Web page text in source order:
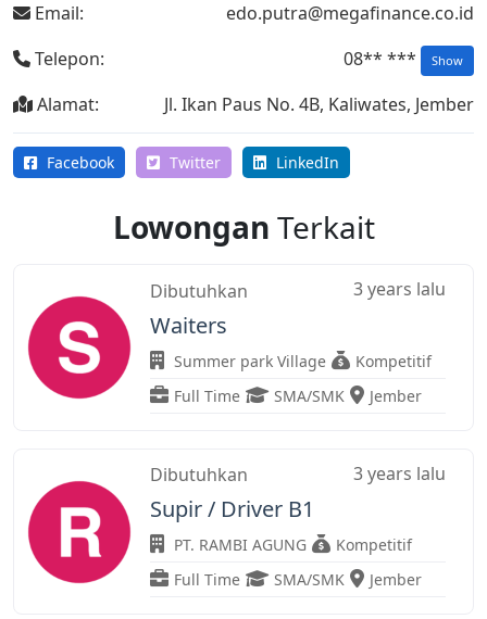
Email:
edo.putra@megafinance.co.id
Telepon:
08** *** Show
Alamat: Jl. Ikan Paus No. 4B, Kaliwates, Jember
Facebook Twitter LinkedIn
Lowongan Terkait
Dibutuhkan 3 years lalu
Waiters
Summer park Village
Kompetitif
Full Time
SMA/SMK Jember
Dibutuhkan 3 years lalu
Supir / Driver B1
PT. RAMBI AGUNG
Kompetitif
Full Time
SMA/SMK Jember